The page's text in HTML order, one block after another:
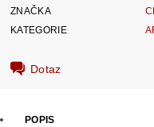
ZNAČKA
KATEGORIE
Dotaz
POPIS